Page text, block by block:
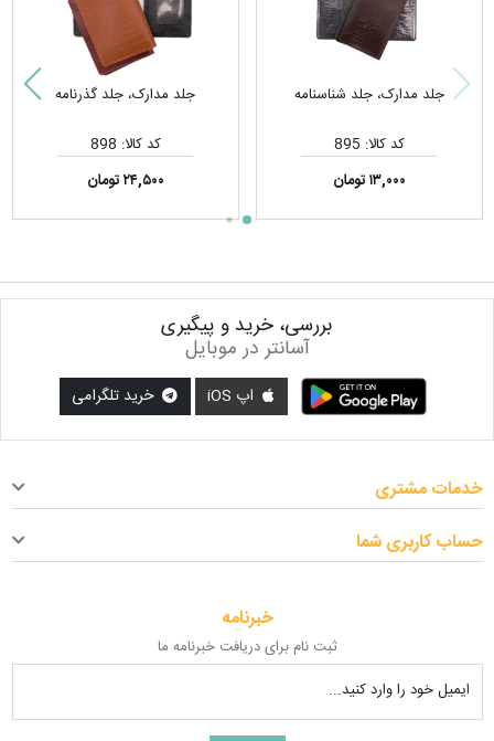
جلد مدارک، جلد شناسنامه
کد کالا: 895
۱۳,۰۰۰ تومان
جلد مدارک، جلد گذرنامه
کد کالا: 898
۲۴,۵۰۰ تومان
بررسی، خرید و پیگیری
آسانتر در موبایل
اپ iOS خرید تلگرامی
خبرنامه
ثبت نام برای دریافت خبرنامه ما
ایمیل خود را وارد کنید...
خدمات مشتری
حساب کاربری شما